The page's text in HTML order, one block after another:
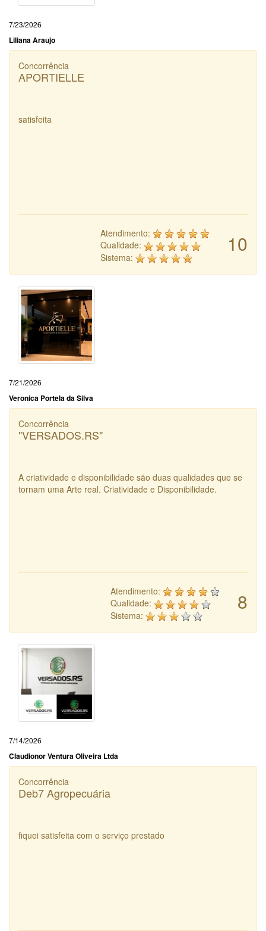
7/23/2026
Liliana Araujo
Concorrência
APORTIELLE
satisfeita
10
Atendimento:
Qualidade:
Sistema:
7/21/2026
Veronica Portela da Silva
Concorrência
"VERSADOS.RS"
A criatividade e disponibilidade são duas qualidades que se
tornam uma Arte real. Criatividade e Disponibilidade.
8
Atendimento:
Qualidade:
Sistema:
7/14/2026
Claudionor Ventura Oliveira Ltda
Concorrência
Deb7 Agropecuária
fiquei satisfeita com o serviço prestado